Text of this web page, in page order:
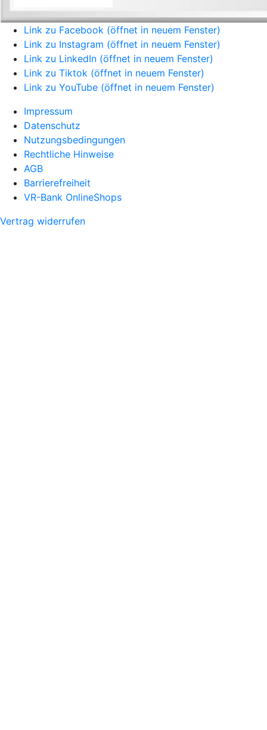
Link zu Facebook (öffnet in neuem Fenster)
Link zu Instagram (öffnet in neuem Fenster)
Link zu LinkedIn (öffnet in neuem Fenster)
Link zu Tiktok (öffnet in neuem Fenster)
Link zu YouTube (öffnet in neuem Fenster)
Impressum
Datenschutz
Nutzungsbedingungen
Rechtliche Hinweise
AGB
Barrierefreiheit
VR-Bank OnlineShops
Vertrag widerrufen